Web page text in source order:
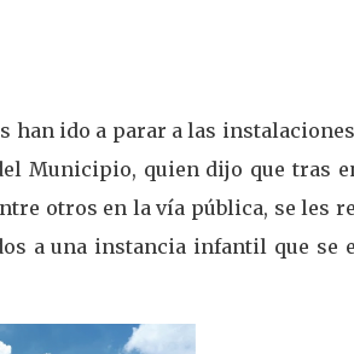
han ido a parar a las
Municipio, quien dijo que tras
otros en la vía pública, se les
a una instancia infantil que se